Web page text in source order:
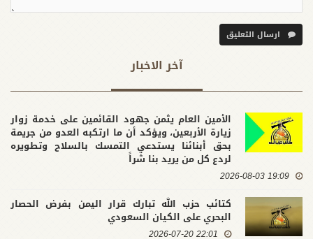
ارسال التعليق
آخر الاخبار
الأمين العام يثمن جهود القائمين على خدمة زوار
زيارة الأربعين، ويؤكد أن ما ارتكبه العدو من جريمة
بحق أبنائنا يستدعي التمسك بالسلاح وتطويره
لردع كل من يريد بنا شراً
19:09 2026-08-03
كتائب حزب الله تبارك قرار اليمن بفرض الحصار
البحري على الكيان السعودي
22:01 2026-07-20